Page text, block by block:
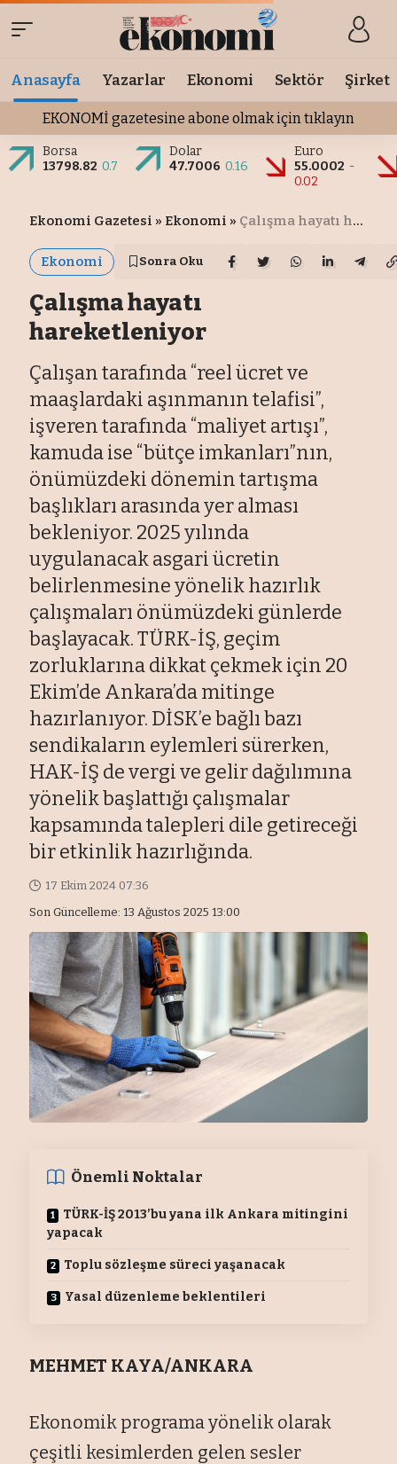
Anasayfa Yazarlar Ekonomi Sektör Şirket
EKONOMİ gazetesine abone olmak için tıklayın
Borsa
13798.82 0.7
Dolar
47.7006 0.16
Euro
55.0002 -
0.02
Ekonomi Gazetesi » Ekonomi » Çalışma hayatı hareketleniyor
Ekonomi Sonra Oku
Çalışma hayatı
hareketleniyor
Çalışan tarafında “reel ücret ve
maaşlardaki aşınmanın telafisi”,
işveren tarafında “maliyet artışı”,
kamuda ise “bütçe imkanları”nın,
önümüzdeki dönemin tartışma
başlıkları arasında yer alması
bekleniyor. 2025 yılında
uygulanacak asgari ücretin
belirlenmesine yönelik hazırlık
çalışmaları önümüzdeki günlerde
başlayacak. TÜRK-İŞ, geçim
zorluklarına dikkat çekmek için 20
Ekim’de Ankara’da mitinge
hazırlanıyor. DİSK’e bağlı bazı
sendikaların eylemleri sürerken,
HAK-İŞ de vergi ve gelir dağılımına
yönelik başlattığı çalışmalar
kapsamında talepleri dile getireceği
bir etkinlik hazırlığında.
Son Güncelleme: 13 Ağustos 2025 13:00
17 Ekim 2024 07:36
Önemli Noktalar
TÜRK-İŞ 2013’bu yana ilk Ankara mitingini
yapacak
Toplu sözleşme süreci yaşanacak
Yasal düzenleme beklentileri
MEHMET KAYA/ANKARA
Ekonomik programa yönelik olarak
çeşitli kesimlerden gelen sesler